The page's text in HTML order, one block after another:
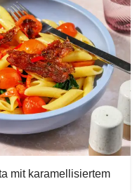
mit karamellisiertem